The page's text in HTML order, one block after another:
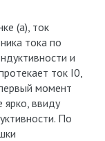
(а), ток
тока по
и
ток I0,
момент
ярко, ввиду
По